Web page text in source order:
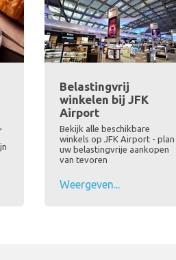
Belastingvrij
winkelen bij JFK
Airport
Bekijk alle beschikbare
winkels op JFK Airport - plan
uw belastingvrije aankopen
van tevoren
Weergeven...